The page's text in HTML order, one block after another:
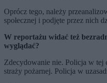
Oprócz tego, należy
społecznej i podjęte przez nich
W reportażu widać też
wyglądać?
Zdecydowanie nie. Policja w tej
straży pożarnej. Policja w